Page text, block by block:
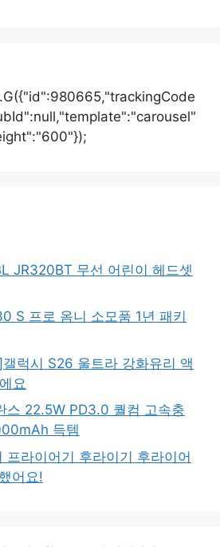
JR320BT 무선 어린이 헤드셋
S 프로 옴니 소모품 1년 패키
럭시 S26 울트라 강화유리 액
요
스 22.5W PD3.0 퀄컴 고속충
득템
프라이어기 후라이기 후라이어
어요!